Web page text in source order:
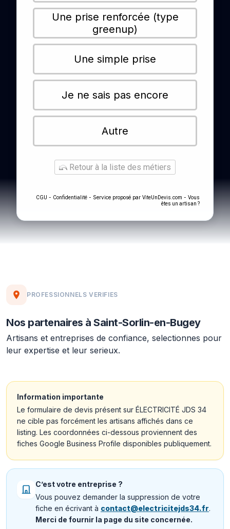
Une prise renforcée (type
greenup)
Une simple prise
Je ne sais pas encore
Autre
Retour à la liste des métiers
CGU - Confidentialité - Service proposé par ViteUnDevis.com - Vous
êtes un artisan ?
PROFESSIONNELS VERIFIES
Nos partenaires à Saint-Sorlin-en-Bugey
Artisans et entreprises de confiance, selectionnes pour
leur expertise et leur serieux.
Information importante
Le formulaire de devis présent sur ÉLECTRICITÉ JDS 34
ne cible pas forcément les artisans affichés dans ce
listing. Les coordonnées ci-dessous proviennent des
fiches Google Business Profile disponibles publiquement.
C’est votre entreprise ?
Vous pouvez demander la suppression de votre
fiche en écrivant à contact@electricitejds34.fr.
Merci de fournir la page du site concernée.